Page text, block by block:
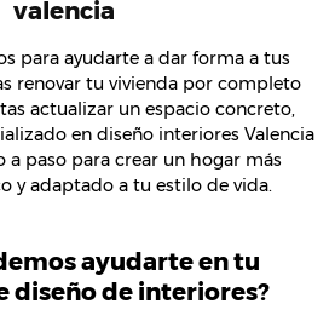
valencia
para ayudarte a dar forma a tus
renovar tu vivienda por completo
actualizar un espacio concreto,
en diseño interiores Valencia
a paso para crear un hogar más
y adaptado a tu estilo de vida.
ayudarte en tu
diseño de interiores?